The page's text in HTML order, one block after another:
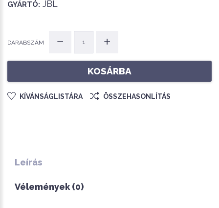
GYÁRTÓ: JBL
DARABSZÁM
KOSÁRBA
KÍVÁNSÁGLISTÁRA ÖSSZEHASONLÍTÁS
Leírás
Vélemények (0)